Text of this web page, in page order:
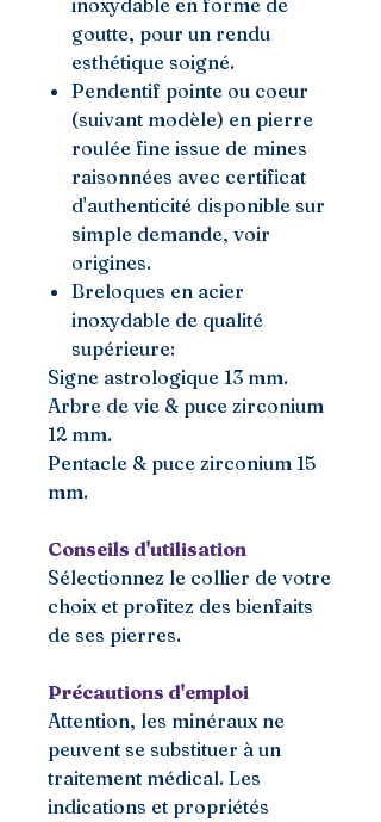
inoxydable en forme de
goutte, pour un rendu
esthétique soigné.
Pendentif pointe ou coeur
(suivant modèle) en pierre
roulée fine issue de mines
raisonnées avec certificat
d'authenticité disponible sur
simple demande, voir
origines.
Breloques en acier
inoxydable de qualité
supérieure:
Signe astrologique 13 mm.
Arbre de vie & puce zirconium
12 mm.
Pentacle & puce zirconium 15
mm.
Conseils d'utilisation
Sélectionnez le collier de votre
choix et profitez des bienfaits
de ses pierres.
Précautions d'emploi
Attention, les minéraux ne
peuvent se substituer à un
traitement médical. Les
indications et propriétés